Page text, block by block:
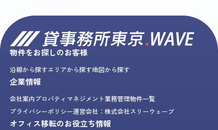
物件をお探しのお客様
沿線から探すエリアから探す地図から探す
企業情報
会社案内プロパティマネジメント業務管理物件一覧
プライバシーポリシー運営会社：株式会社スリーウェーブ
オフィス移転のお役立ち情報